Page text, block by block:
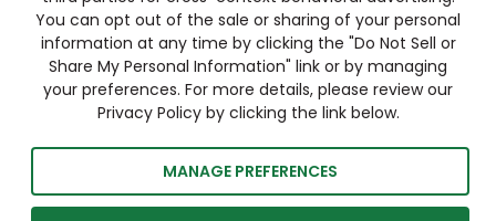
You can opt out of the sale or sharing of your personal
information at any time by clicking the "Do Not Sell or
Share My Personal Information" link or by managing
your preferences. For more details, please review our
Privacy Policy by clicking the link below.
MANAGE PREFERENCES